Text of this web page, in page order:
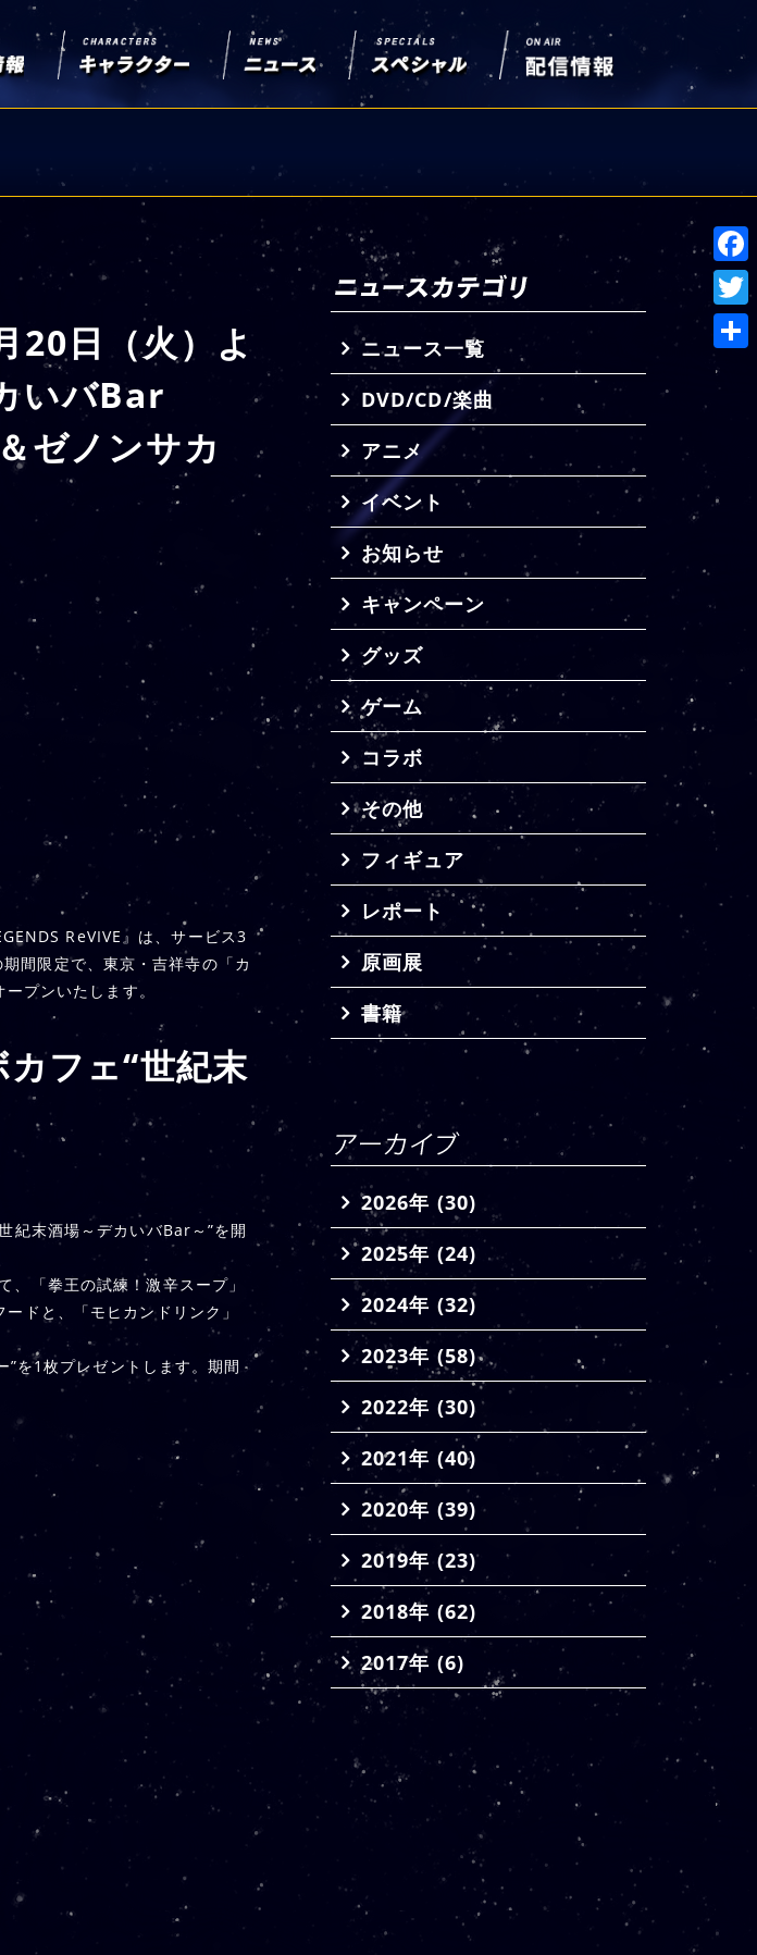
20日（火）よ
いバBar
ゼノンサカ
ReVIVE』は、サービス3
間限定で、東京・吉祥寺の「カ
プンいたします。
フェ“世紀末
紀末酒場～デカいバBar～”を開
「拳王の試練！激辛スープ」
ドと、「モヒカンドリンク」
を1枚プレゼントします。期間
ニュース一覧
DVD/CD/楽曲
アニメ
イベント
お知らせ
キャンペーン
グッズ
ゲーム
コラボ
その他
フィギュア
レポート
原画展
書籍
2026年 (30)
2025年 (24)
2024年 (32)
2023年 (58)
2022年 (30)
2021年 (40)
2020年 (39)
2019年 (23)
2018年 (62)
2017年 (6)
共